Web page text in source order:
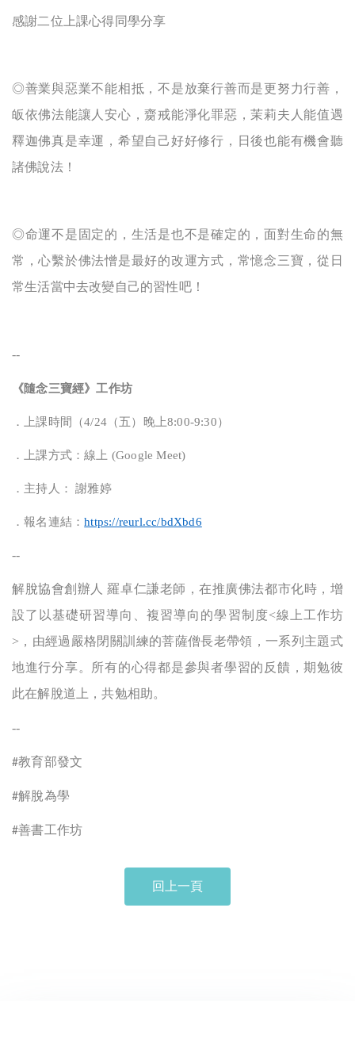
感謝二位上課心得同學分享
◎善業與惡業不能相抵，不是放棄行善而是更努力行善，
皈依佛法能讓人安心，齌戒能淨化罪惡，茉莉夫人能值遇
釋迦佛真是幸運，希望自己好好修行，日後也能有機會聽
諸佛說法！
◎命運不是固定的，生活是也不是確定的，面對生命的無
常，心繫於佛法憎是最好的改運方式，常憶念三寶，從日
常生活當中去改變自己的習性吧！
--
《隨念三寶經》工作坊
． 上課時間（4/24 （五）晚上8:00-9:30）
．上課方式：線上 (Google Meet)
．主持人： 謝雅婷
．報名連結：https://reurl.cc/bdXbd6
--
解脫協會創辦人 羅卓仁謙老師，在推廣佛法都市化時，增
設了以基礎研習導向、複習導向的學習制度<線上工作坊
>，由經過嚴格閉關訓練的菩薩僧長老帶領，一系列主題式
地進行分享。所有的心得都是參與者學習的反饋，期勉彼
此在解脫道上，共勉相助。
--
#教育部發文
#解脫為學
#善書工作坊
回上一頁